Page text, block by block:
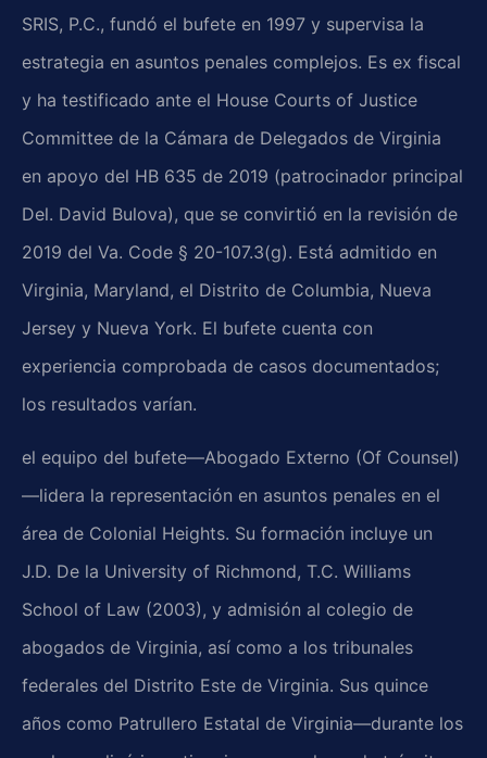
SRIS, P.C., fundó el bufete en 1997 y supervisa la
estrategia en asuntos penales complejos. Es ex fiscal
y ha testificado ante el House Courts of Justice
Committee de la Cámara de Delegados de Virginia
en apoyo del HB 635 de 2019 (patrocinador principal
Del. David Bulova), que se convirtió en la revisión de
2019 del Va. Code § 20-107.3(g). Está admitido en
Virginia, Maryland, el Distrito de Columbia, Nueva
Jersey y Nueva York. El bufete cuenta con
experiencia comprobada de casos documentados;
los resultados varían.
el equipo del bufete—Abogado Externo (Of Counsel)
—lidera la representación en asuntos penales en el
área de Colonial Heights. Su formación incluye un
J.D. De la University of Richmond, T.C. Williams
School of Law (2003), y admisión al colegio de
abogados de Virginia, así como a los tribunales
federales del Distrito Este de Virginia. Sus quince
años como Patrullero Estatal de Virginia—durante los